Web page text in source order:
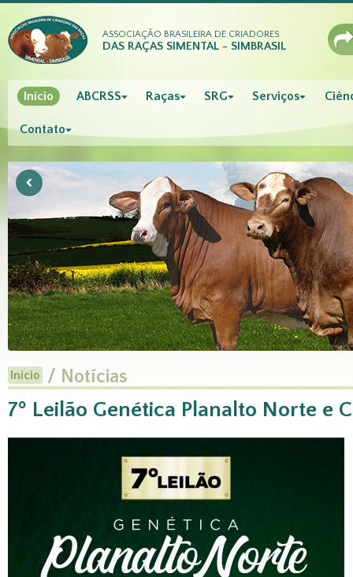
ASSOCIAÇÃO BRASILEIRA DE CRIADORES
DAS RAÇAS SIMENTAL - SIMBRASIL
Início ABCRSS Raças SRG Serviços
Contato
Início / Notícias
7º Leilão Genética Planalto Norte e